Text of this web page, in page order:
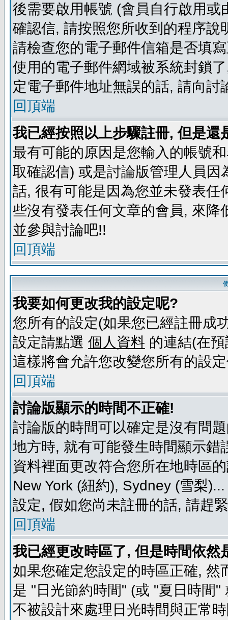
後需要啟用帳號 (會員自行啟用
確認信, 請按照您所收到的程序
請檢查您的電子郵件信箱是否填
使用的電子郵件網域被系統封鎖
定電子郵件地址無誤的話, 請向
回頂端
我已經按照以上步驟註冊, 但是還
最有可能的原因是您輸入的帳號
取確認信) 或是討論版管理人員
話, 很有可能是因為您並未發表
些沒有發表任何文章的會員, 來
並參與討論吧!!
回頂端
我要如何更改我的設定呢?
您所有的設定(如果您已經註冊成
設定請點選 個人資料 的連結(在
這樣將會允許您改變您所有的設
回頂端
討論版顯示的時間不正確!
討論版的時間可以確定是沒有問
地方時, 就有可能發生時間顯示
資料裡面更改符合您所在地時區
New York (紐約), Sydney (雪梨
設定, 假如您尚未註冊的話, 請趕
回頂端
我已經更改時區了, 但是時間依然
如果您確定您設定的時區正確,
是 "日光節約時間" (或 "夏日時間
不被設計來處理日光時間與正常